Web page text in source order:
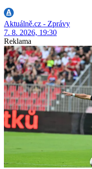
Aktuálně.cz - Zprávy
7. 8. 2026, 19:30
Reklama